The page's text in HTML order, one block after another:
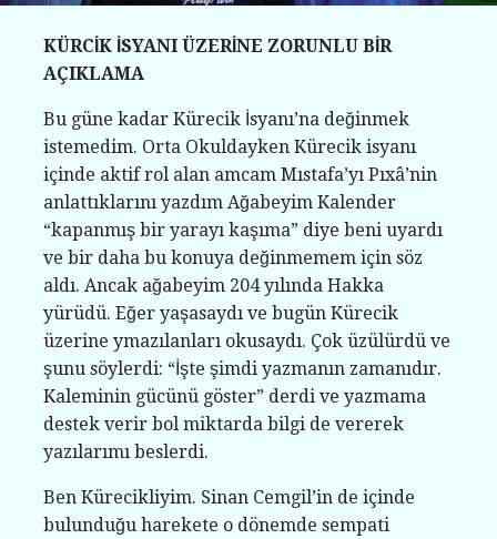
KÜRCİK İSYANI ÜZERİNE ZORUNLU BİR
AÇIKLAMA
Bu güne kadar Kürecik İsyanı’na değinmek
istemedim. Orta Okuldayken Kürecik isyanı
içinde aktif rol alan amcam Mıstafa’yı Pıxâ’nin
anlattıklarını yazdım Ağabeyim Kalender
“kapanmış bir yarayı kaşıma” diye beni uyardı
ve bir daha bu konuya değinmemem için söz
aldı. Ancak ağabeyim 204 yılında Hakka
yürüdü. Eğer yaşasaydı ve bugün Kürecik
üzerine ymazılanları okusaydı. Çok üzülürdü ve
şunu söylerdi: “İşte şimdi yazmanın zamanıdır.
Kaleminin gücünü göster” derdi ve yazmama
destek verir bol miktarda bilgi de vererek
yazılarımı beslerdi.
Ben Kürecikliyim. Sinan Cemgil’in de içinde
bulunduğu harekete o dönemde sempati